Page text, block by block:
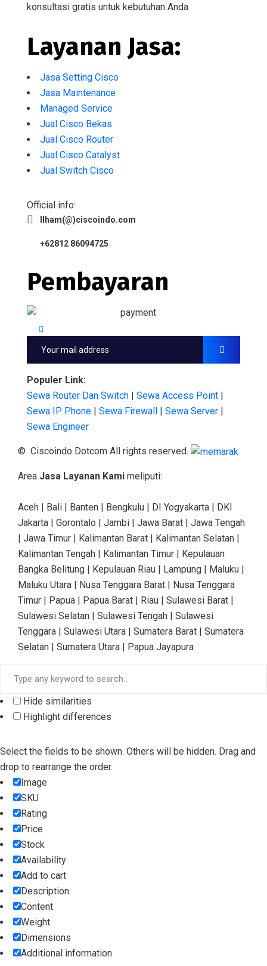
konsultasi gratis untuk kebutuhan Anda
Layanan Jasa:
Jasa Setting Cisco
Jasa Maintenance
Managed Service
Jual Cisco Bekas
Jual Cisco Router
Jual Cisco Catalyst
Jual Switch Cisco
Official info:
Ilham(@)ciscoindo.com
+62812 86094725
Pembayaran
Populer Link:
Sewa Router Dan Switch
Sewa Access Point
Sewa IP Phone
Sewa Firewall Sewa Server
Sewa Engineer
© Ciscoindo Dotcom All rights reserved.
Area Jasa Layanan Kami meliputi:
Aceh | Bali | Banten | Bengkulu | DI Yogyakarta | DKI
Jakarta | Gorontalo | Jambi | Jawa Barat | Jawa Tengah
| Jawa Timur | Kalimantan Barat | Kalimantan Selatan |
Kalimantan Tengah | Kalimantan Timur | Kepulauan
Bangka Belitung | Kepulauan Riau | Lampung | Maluku |
Maluku Utara | Nusa Tenggara Barat | Nusa Tenggara
Timur | Papua | Papua Barat | Riau | Sulawesi Barat |
Sulawesi Selatan | Sulawesi Tengah | Sulawesi
Tenggara | Sulawesi Utara | Sumatera Barat | Sumatera
Selatan | Sumatera Utara | Papua Jayapura
Hide similarities
Highlight differences
Select the fields to be shown. Others will be hidden. Drag and
drop to rearrange the order.
Image
SKU
Rating
Price
Stock
Availability
Add to cart
Description
Content
Weight
Dimensions
Additional information